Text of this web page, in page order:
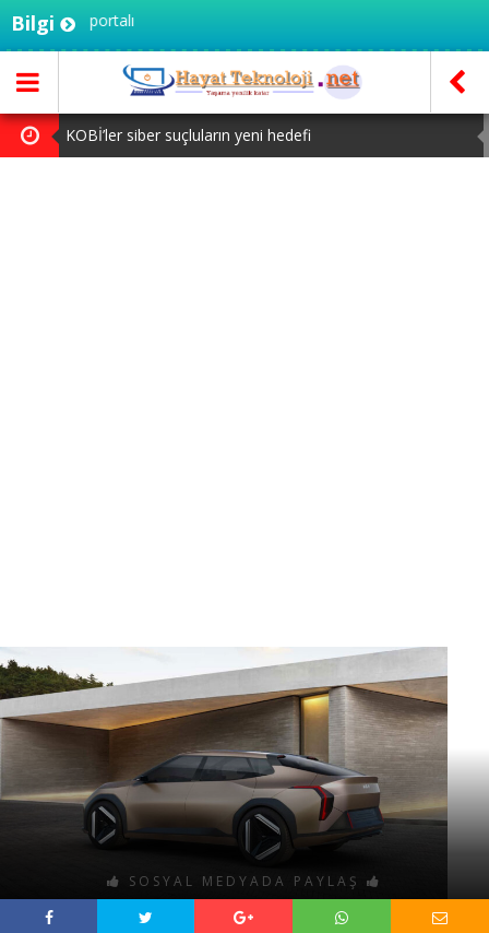
Bilgiportalı
KOBİ’ler siber suçluların yeni hedefi
SOSYAL MEDYADA PAYLAŞ